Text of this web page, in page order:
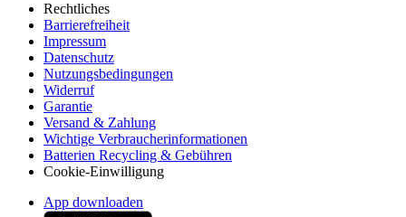
Rechtliches
Barrierefreiheit
Impressum
Datenschutz
Nutzungsbedingungen
Widerruf
Garantie
Versand & Zahlung
Wichtige Verbraucherinformationen
Batterien Recycling & Gebühren
Cookie-Einwilligung
App downloaden